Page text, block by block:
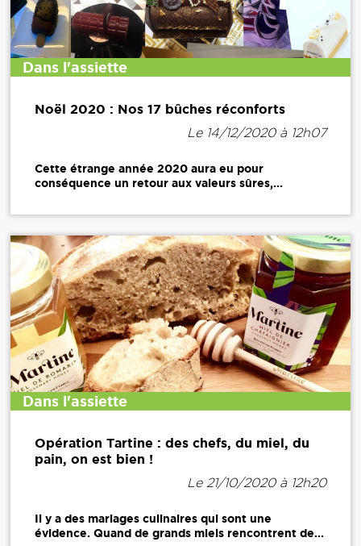
Dans l'assiette
Noël 2020 : Nos 17 bûches réconforts
Le 14/12/2020 à 12h07
Cette étrange année 2020 aura eu pour
conséquence un retour aux valeurs sûres,...
Dans l'assiette
Opération Tartine : des chefs, du miel, du
pain, on est bien !
Le 21/10/2020 à 12h20
Il y a des mariages culinaires qui sont une
évidence. Quand de grands miels rencontrent de...